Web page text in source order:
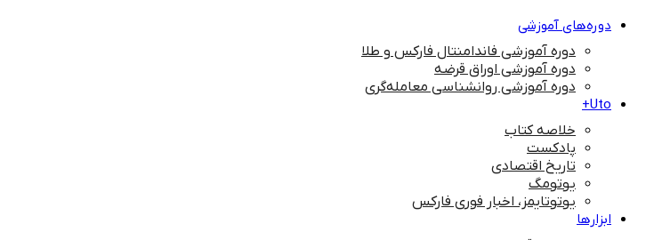
دوره‌های آموزشی
دوره آموزشی فاندامنتال فارکس و طلا
دوره آموزشی اوراق قرضه
دوره آموزشی روانشناسی معامله‌گری
Uto+
خلاصه کتاب
پادکست
تاریخ اقتصادی
یوتومگ
یوتوتایمز، اخبار فوری فارکس
ابزارها